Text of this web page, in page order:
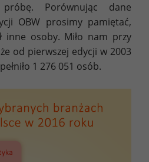
Porównując dane
OBW prosimy pamiętać,
inne osoby. Miło nam przy
od pierwszej edycji w 2003
1 276 051 osób.